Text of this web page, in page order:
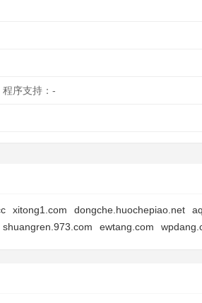
序支持：-
xitong1.com dongche.huochepiao.net
shuangren.973.com ewtang.com